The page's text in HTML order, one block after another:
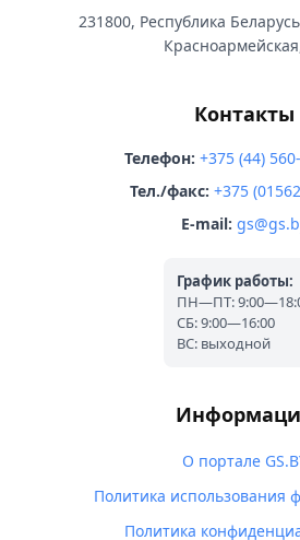
231800, Республика
Контакты
Телефон: +375 (44)
Тел./факс: +375
E-mail:
График работы:
ПН—ПТ:
СБ: 9:00—16:00
ВС: выходной
О портале
Политика использования
Политика